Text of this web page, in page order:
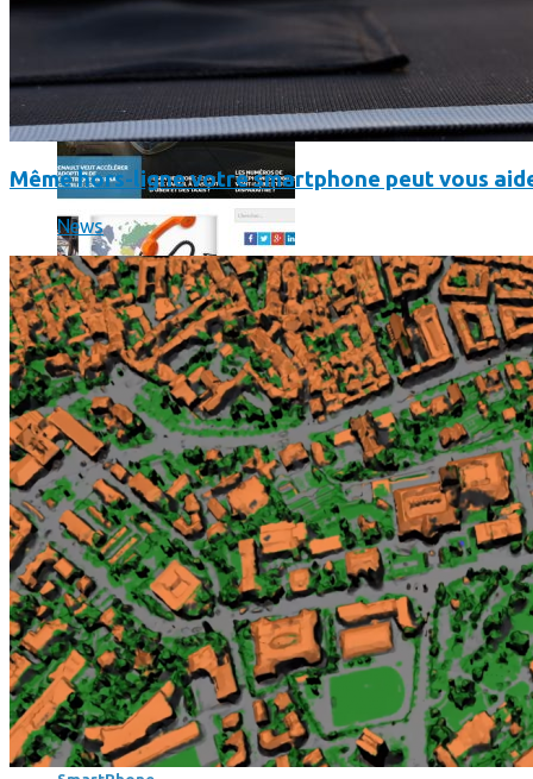
Où en sont les forfaits mobiles pour les pros ?
SmartPhone
Même hors-ligne votre smartphone peut vous
News